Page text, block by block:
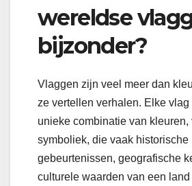
wereldse
bijzonder?
Vlaggen zijn veel meer dan
ze vertellen verhalen. Elke
unieke combinatie van kleuren,
symboliek, die vaak historische
gebeurtenissen, geografische
culturele waarden van een